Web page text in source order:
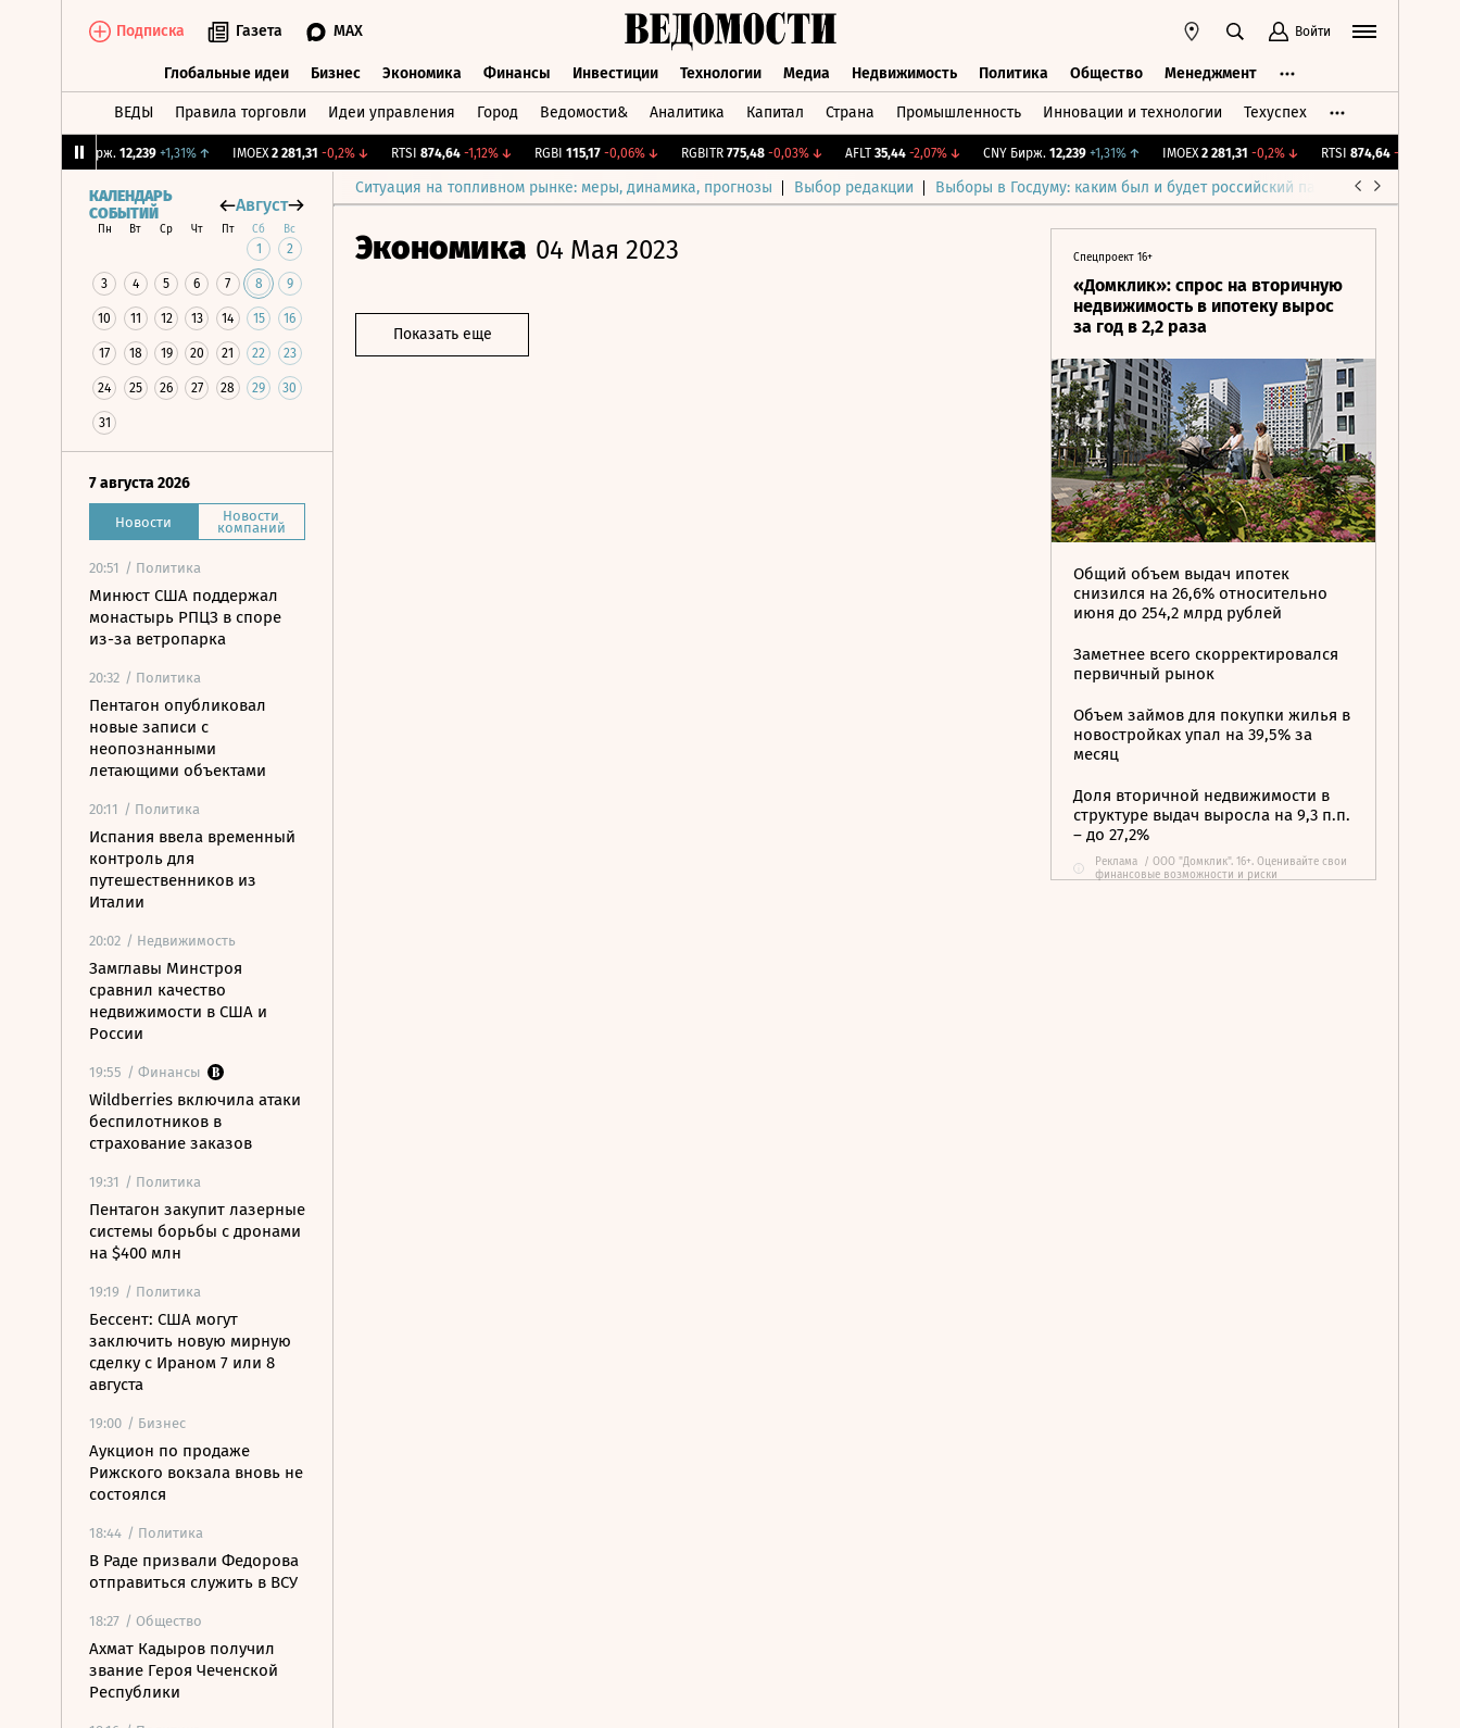
Подписка Газета MAX Войти
Глобальные идеи Бизнес Экономика Финансы Инвестиции Технологии Медиа Недвижимость Политика Общество Менеджмент
ВЕДЫ Правила торговли Идеи управления Город Ведомости& Аналитика Капитал Страна Промышленность Инновации и технологии Техуспех
12,239 +1,31%↑ IMOEX 2 281,31 -0,2%↓ RTSI 874,64 -1,12% ↓ RGBI 115,17 -0,06%↓ RGBITR 775,48 -0,03%↓ AFLT 35,44 -2,07%↓ CNY Бирж. 12,239 +1,31%↑ IMOEX 2 281,31 -0,2%↓ RTSI 874,64 -1,12%
Ситуация на топливном рынке: меры, динамика, прогнозы Выбор редакции Выборы в Госдуму: каким был и будет российский парламент
КАЛЕНДАРЬ
СОБЫТИЙ
Август
Пн Вт Ср Чт Пт Сб Вс
1 2
3 4 5 6 7 8 9
10 11 12 13 14 15 16
17 18 19 20 21 22 23
24 25 26 27 28 29 30
31
7 августа 2026
Новости Новости
компаний
20:51 / Политика
Минюст США поддержал
монастырь РПЦЗ в споре
из-за ветропарка
20:32 / Политика
Пентагон опубликовал
новые записи с
неопознанными
летающими объектами
20:11 / Политика
Испания ввела временный
контроль для
путешественников из
Италии
20:02 / Недвижимость
Замглавы Минстроя
сравнил качество
недвижимости в США и
России
19:55 / Финансы
Wildberries включила атаки
беспилотников в
страхование заказов
19:31 / Политика
Пентагон закупит лазерные
системы борьбы с дронами
на $400 млн
19:19 / Политика
Бессент: США могут
заключить новую мирную
сделку с Ираном 7 или 8
августа
19:00 / Бизнес
Аукцион по продаже
Рижского вокзала вновь не
состоялся
18:44 / Политика
В Раде призвали Федорова
отправиться служить в ВСУ
18:27 / Общество
Ахмат Кадыров получил
звание Героя Чеченской
Республики
Экономика 04 Мая 2023
Показать еще
Спецпроект 16+
«Домклик»: спрос на вторичную
недвижимость в ипотеку вырос
за год в 2,2 раза
Общий объем выдач ипотек
снизился на 26,6% относительно
июня до 254,2 млрд рублей
Заметнее всего скорректировался
первичный рынок
Объем займов для покупки жилья в
новостройках упал на 39,5% за
месяц
Доля вторичной недвижимости в
структуре выдач выросла на 9,3 п.п.
– до 27,2%
Реклама / ООО "Домклик". 16+. Оценивайте свои
финансовые возможности и риски